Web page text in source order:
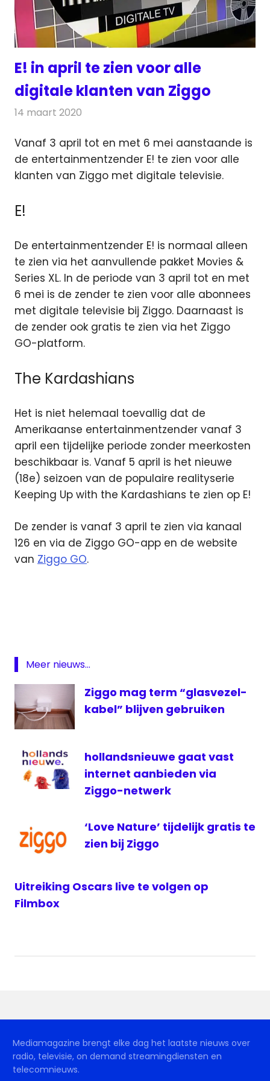
E! in april te zien voor alle
digitale klanten van Ziggo
14 maart 2020
Vanaf 3 april tot en met 6 mei aanstaande is
de entertainmentzender E! te zien voor alle
klanten van Ziggo met digitale televisie.
E!
De entertainmentzender E! is normaal alleen
te zien via het aanvullende pakket Movies &
Series XL. In de periode van 3 april tot en met
6 mei is de zender te zien voor alle abonnees
met digitale televisie bij Ziggo. Daarnaast is
de zender ook gratis te zien via het Ziggo
GO-platform.
The Kardashians
Het is niet helemaal toevallig dat de
Amerikaanse entertainmentzender vanaf 3
april een tijdelijke periode zonder meerkosten
beschikbaar is. Vanaf 5 april is het nieuwe
(18e) seizoen van de populaire realityserie
Keeping Up with the Kardashians te zien op E!
De zender is vanaf 3 april te zien via kanaal
126 en via de Ziggo GO-app en de website
van Ziggo GO.
Keeping Up
Kardashians
ziggo
Ziggo
Meer nieuws...
Ziggo mag term “glasvezel-
kabel” blijven gebruiken
hollandsnieuwe gaat vast
internet aanbieden via
Ziggo-netwerk
‘Love Nature’ tijdelijk gratis te
zien bij Ziggo
Uitreiking Oscars live te volgen op
Filmbox
Mediamagazine brengt elke dag het laatste nieuws over
radio, televisie, on demand streamingdiensten en
telecomnieuws.